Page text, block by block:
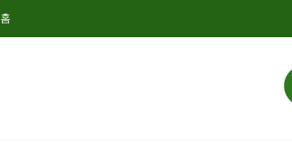
홈